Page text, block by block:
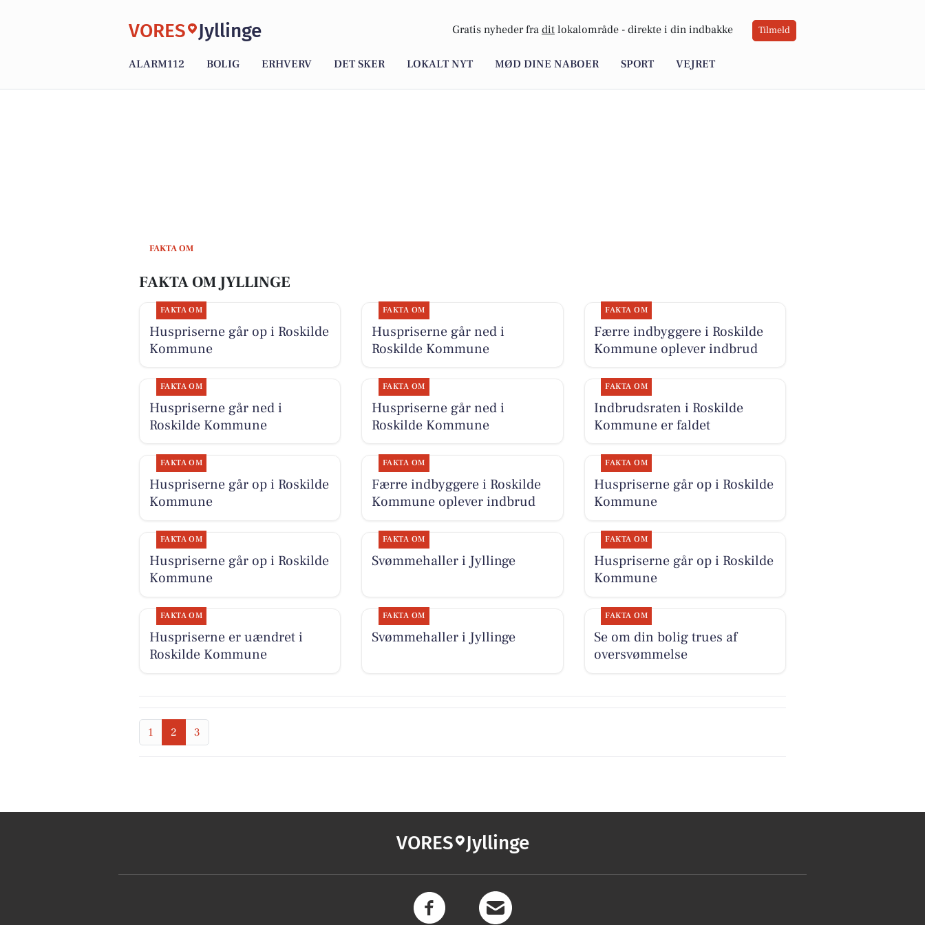
VORES Jyllinge Gratis nyheder fra dit lokalområde - direkte i din indbakke Tilmeld
ALARM112 BOLIG ERHVERV DET SKER LOKALT NYT MØD DINE NABOER SPORT VEJRET
FAKTA OM
FAKTA OM JYLLINGE
FAKTA OM
Huspriserne går op i Roskilde
Kommune
FAKTA OM
Huspriserne går ned i
Roskilde Kommune
FAKTA OM
Færre indbyggere i Roskilde
Kommune oplever indbrud
FAKTA OM
Huspriserne går ned i
Roskilde Kommune
FAKTA OM
Huspriserne går ned i
Roskilde Kommune
FAKTA OM
Indbrudsraten i Roskilde
Kommune er faldet
FAKTA OM
Huspriserne går op i Roskilde
Kommune
FAKTA OM
Færre indbyggere i Roskilde
Kommune oplever indbrud
FAKTA OM
Huspriserne går op i Roskilde
Kommune
FAKTA OM
Huspriserne går op i Roskilde
Kommune
FAKTA OM
Svømmehaller i Jyllinge
FAKTA OM
Huspriserne går op i Roskilde
Kommune
FAKTA OM
Huspriserne er uændret i
Roskilde Kommune
FAKTA OM
Svømmehaller i Jyllinge
FAKTA OM
Se om din bolig trues af
oversvømmelse
1 2 3
VORES Jyllinge